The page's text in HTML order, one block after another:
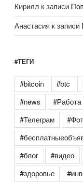
Кирилл к записи
Анастасия к записи
#ТЕГИ
#bitcoin #btc
#news
#Работа
#Телеграм
#блог
#видео
#здоровье